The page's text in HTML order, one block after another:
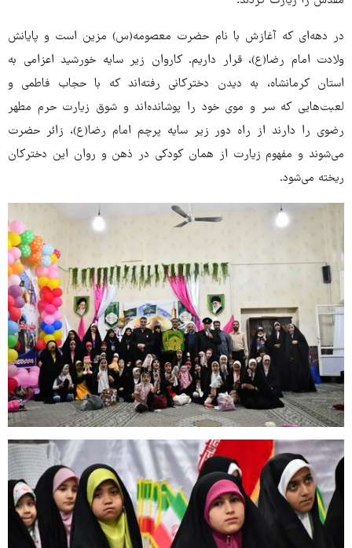
در دهه‌ای که آغازش با نام حضرت معصومه(س) مزین است و پایانش
ولادت امام رضا(ع)، قرار داریم. کاروان زیر سایه خورشید اعزامی به
استان کرمانشاه، به دیدن دخترکانی رفته‌اند که با حجاب فاطمی و
لعبت‌هایی که سر و موی خود را پوشانده‌اند و شوق زیارت حرم مطهر
رضوی را دارند از راه دور زیر سایه پرچم امام رضا(ع)، زائر حضرت
می‌شوند و مفهوم زیارت از همان کودکی در ذهن و روان این دخترکان
ریخته می‌شود.